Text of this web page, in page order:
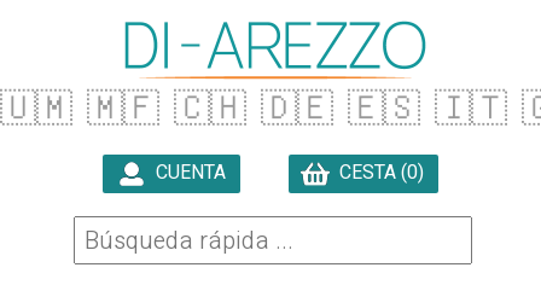
🇺🇲 🇲🇫 🇨🇭 🇩🇪 🇪🇸 🇮🇹
CUENTA CESTA (0)